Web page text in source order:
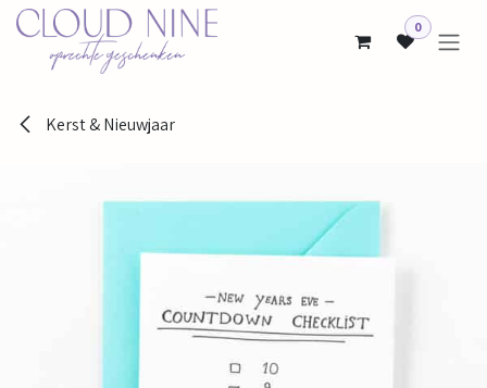
Overslaan naar inhoud
0
Kerst & Nieuwjaar